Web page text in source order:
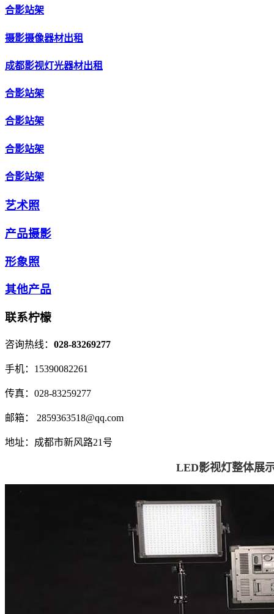
合影站架
摄影摄像器材出租
成都影视灯光器材出租
合影站架
合影站架
合影站架
合影站架
艺术照
产品摄影
形象照
其他产品
联系柠檬
咨询热线： 028-83269277
手机： 15390082261
传真： 028-83259277
邮箱： 2859363518@qq.com
地址： 成都市新风路21号
LED影视灯整体展